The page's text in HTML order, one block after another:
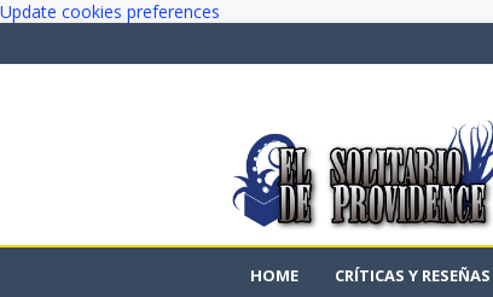
Update cookies preferences
HOME CRÍTICAS Y RESEÑAS